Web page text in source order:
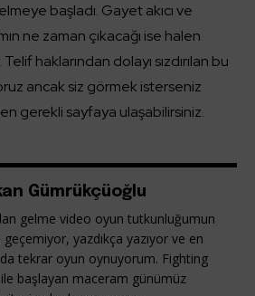
başladı. Gayet akıcı ve
ne zaman çıkacağı ise halen
haklarından dolayı sızdırılan bu
ancak siz görmek isterseniz
gerekli sayfaya ulaşabilirsiniz.
Gümrükçüoğlu
gelme video oyun tutkunluğumun
yazdıkça yazıyor ve en
tekrar oyun oynuyorum. Fighting
başlayan maceram günümüz